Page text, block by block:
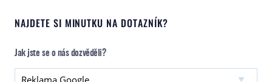
NAJDETE SI MINUTKU NA DOTAZNÍK?
Jak jste se o nás dozvěděli?